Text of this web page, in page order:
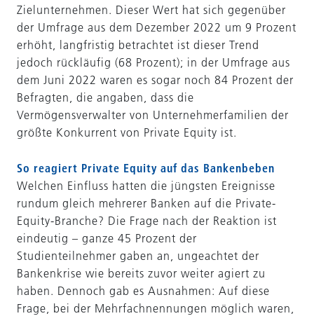
Zielunternehmen. Dieser Wert hat sich gegenüber
der Umfrage aus dem Dezember 2022 um 9 Prozent
erhöht, langfristig betrachtet ist dieser Trend
jedoch rückläufig (68 Prozent); in der Umfrage aus
dem Juni 2022 waren es sogar noch 84 Prozent der
Befragten, die angaben, dass die
Vermögensverwalter von Unternehmerfamilien der
größte Konkurrent von Private Equity ist.
So reagiert Private Equity auf das Bankenbeben
Welchen Einfluss hatten die jüngsten Ereignisse
rundum gleich mehrerer Banken auf die Private-
Equity-Branche? Die Frage nach der Reaktion ist
eindeutig – ganze 45 Prozent der
Studienteilnehmer gaben an, ungeachtet der
Bankenkrise wie bereits zuvor weiter agiert zu
haben. Dennoch gab es Ausnahmen: Auf diese
Frage, bei der Mehrfachnennungen möglich waren,